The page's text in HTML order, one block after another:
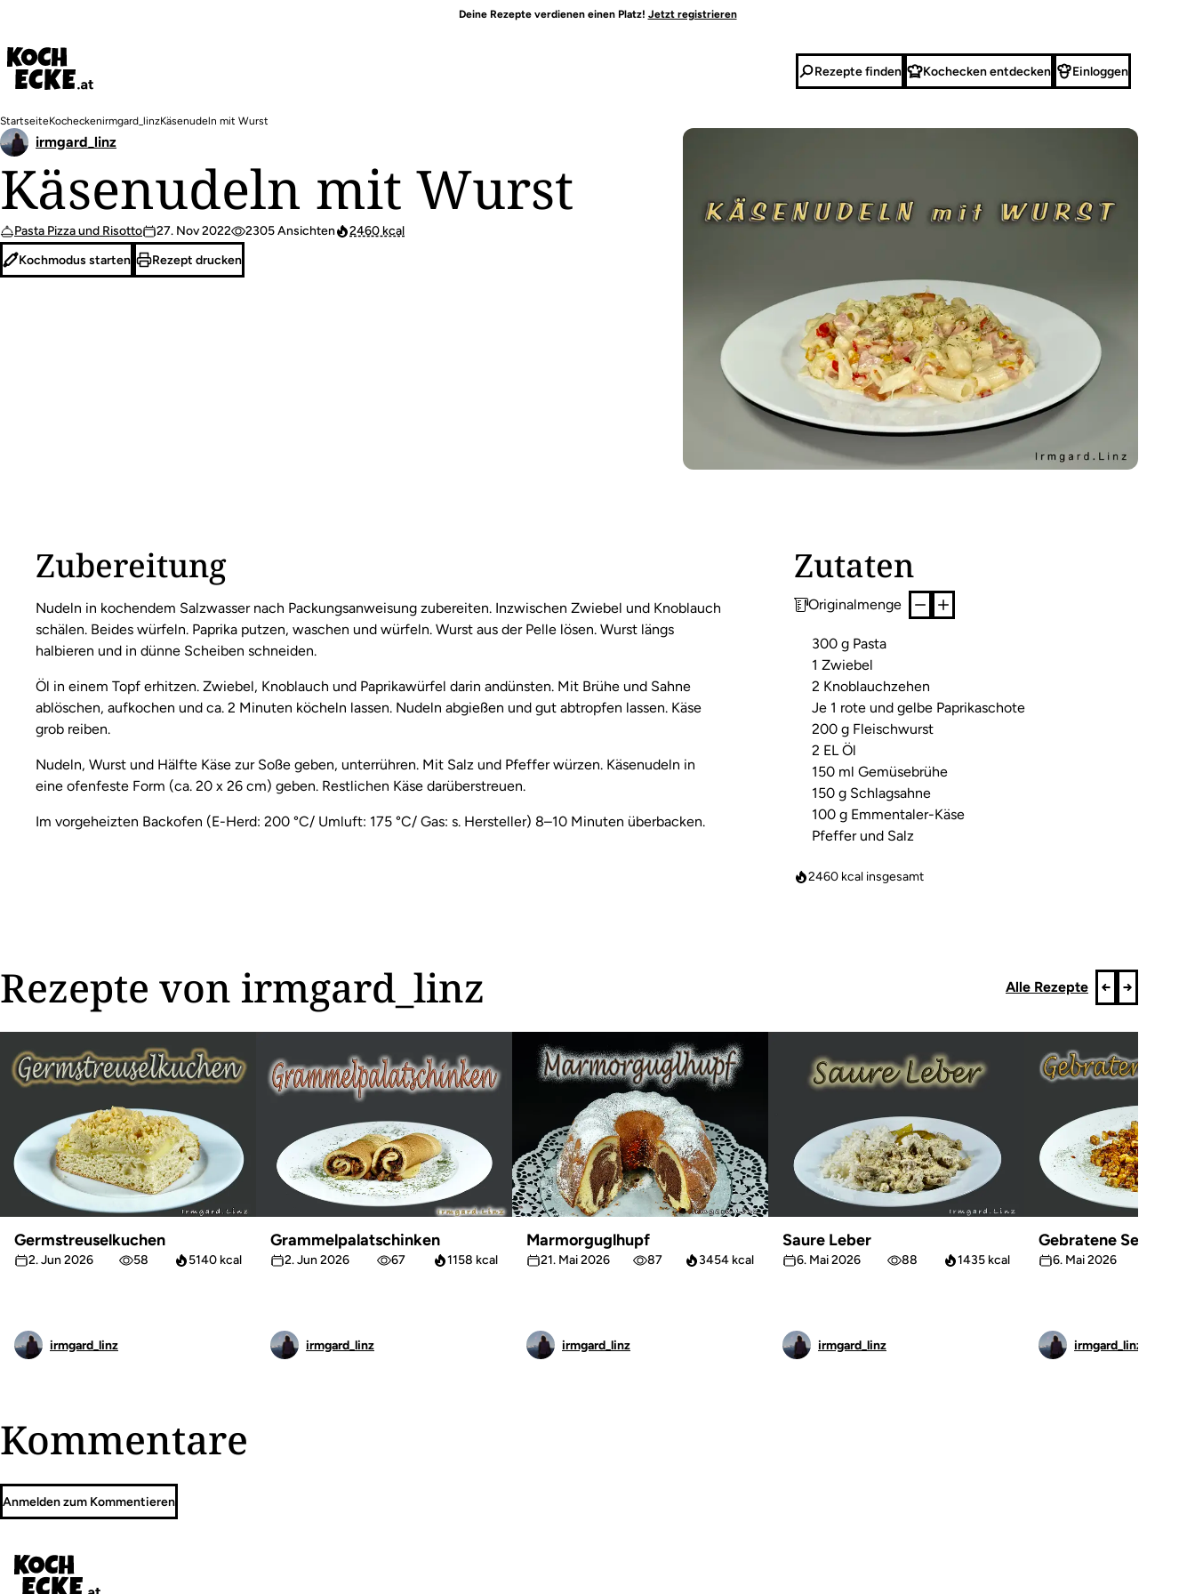
Inhalt
Deine Rezepte verdienen einen Platz! Jetzt registrieren
Rezepte finden Kochecken entdecken Einloggen
Pfadnavigation
StartseiteKocheckenirmgard_linzKäsenudeln mit Wurst
Käsenudeln mit Wurst
Pasta Pizza und Risotto 27. Nov 2022 2305 Ansichten 2460 kcal
irmgard_linz
Kochmodus starten Rezept drucken
Zubereitung
Nudeln in kochendem Salzwasser nach Packungsanweisung zubereiten. Inzwischen Zwiebel und Knoblauch
schälen. Beides würfeln. Paprika putzen, waschen und würfeln. Wurst aus der Pelle lösen. Wurst längs
halbieren und in dünne Scheiben schneiden.
Öl in einem Topf erhitzen. Zwiebel, Knoblauch und Paprikawürfel darin andünsten. Mit Brühe und Sahne
ablöschen, aufkochen und ca. 2 Minuten köcheln lassen. Nudeln abgießen und gut abtropfen lassen. Käse
grob reiben.
Nudeln, Wurst und Hälfte Käse zur Soße geben, unterrühren. Mit Salz und Pfeffer würzen. Käsenudeln in
eine ofenfeste Form (ca. 20 x 26 cm) geben. Restlichen Käse darüberstreuen.
Im vorgeheizten Backofen (E-Herd: 200 °C/ Umluft: 175 °C/ Gas: s. Hersteller) 8–10 Minuten überbacken.
Zutaten
Originalmenge
300 g Pasta
1 Zwiebel
2 Knoblauchzehen
Je 1 rote und gelbe Paprikaschote
200 g Fleischwurst
2 EL Öl
150 ml Gemüsebrühe
150 g Schlagsahne
100 g Emmentaler-Käse
Pfeffer und Salz
2460 kcal insgesamt
Rezepte von irmgard_linz Alle Rezepte
Germstreuselkuchen
2. Jun 2026 58 5140 kcal
irmgard_linz
Grammelpalatschinken
2. Jun 2026 67 1158 kcal
irmgard_linz
Marmorguglhupf
21. Mai 2026 87 3454 kcal
irmgard_linz
Saure Leber
6. Mai 2026 88 1435 kcal
irmgard_linz
Gebratene Sellerie
6. Mai 2026
irmgard_linz
Kommentare
Anmelden zum Kommentieren